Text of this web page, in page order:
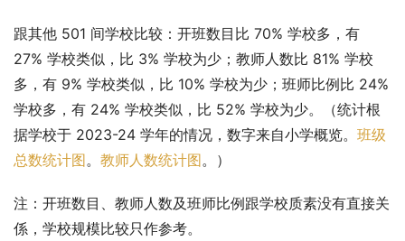
跟其他 501 间学校比较：开班数目比 70% 学校多，有
27% 学校类似，比 3% 学校为少；教师人数比 81% 学校
多，有 9% 学校类似，比 10% 学校为少；班师比例比 24%
学校多，有 24% 学校类似，比 52% 学校为少。（统计根
据学校于 2023-24 学年的情况，数字来自小学概览。 班级
总数统计图。 教师人数统计图。）
注：开班数目、教师人数及班师比例跟学校质素没有直接关
係，学校规模比较只作参考。